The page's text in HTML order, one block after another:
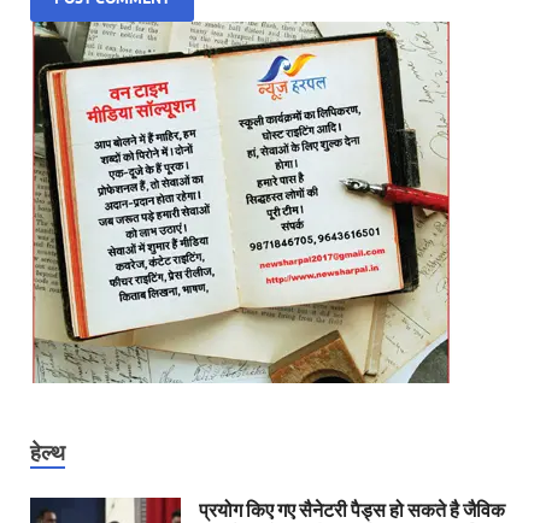
हेल्थ
प्रयोग किए गए सैनेटरी पैड्स हो सकते है जैविक